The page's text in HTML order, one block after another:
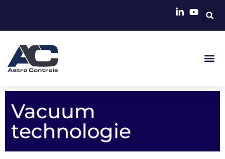
Vacuum
technologie